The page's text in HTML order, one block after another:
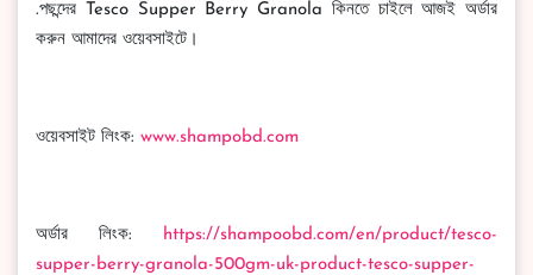
.পছন্দের Tesco Supper Berry Granola কিনতে চাইলে আজই অর্ডার
করুন আমাদের ওয়েবসাইটে।
ওয়েবসাইট লিংক: www.shampobd.com
অর্ডার লিংক: https://shampoobd.com/en/product/tesco-
supper-berry-granola-500gm-uk-product-tesco-supper-